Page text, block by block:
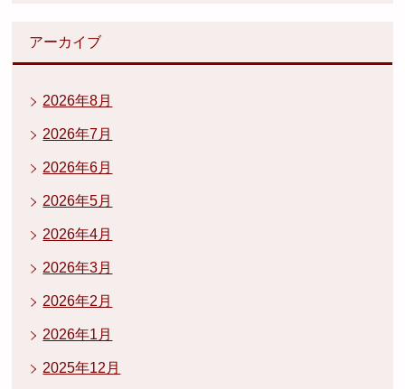
アーカイブ
2026年8月
2026年7月
2026年6月
2026年5月
2026年4月
2026年3月
2026年2月
2026年1月
2025年12月